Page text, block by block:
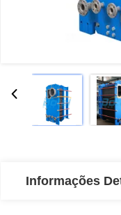
Informações